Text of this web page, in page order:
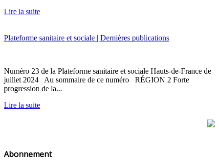
Lire la suite
Plateforme sanitaire et sociale | Dernières publications
Numéro 23 de la Plateforme sanitaire et sociale Hauts-de-France de
juillet 2024 Au sommaire de ce numéro RÉGION 2 Forte
progression de la...
Lire la suite
Abonnement